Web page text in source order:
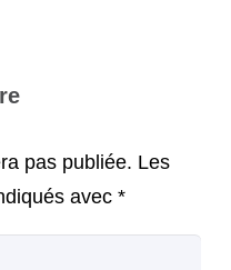
pas publiée. Les
avec *